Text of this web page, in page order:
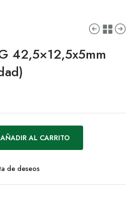
42,5×12,5x5mm
AÑADIR AL CARRITO
de deseos